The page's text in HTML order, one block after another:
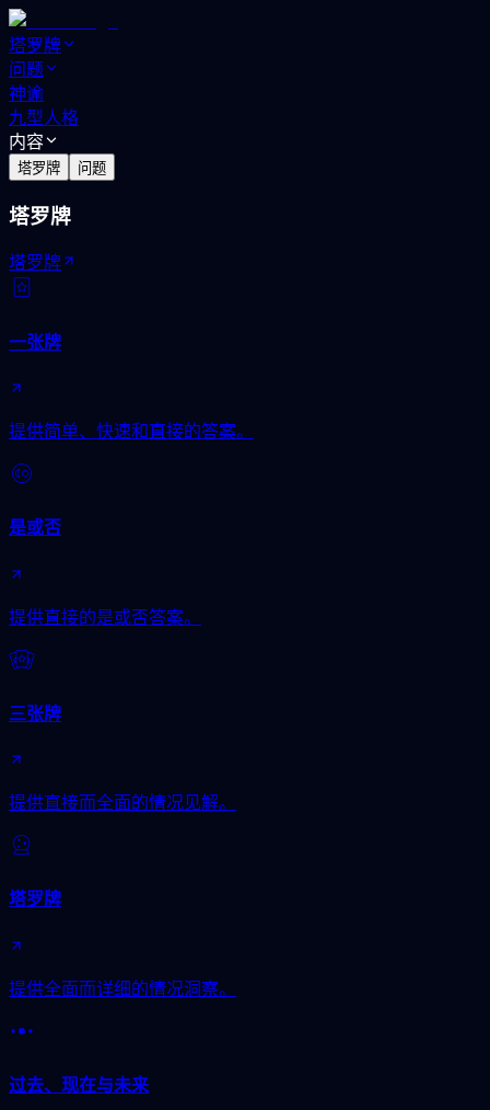
塔罗牌
问题
神谕
九型人格
内容
塔罗牌 问题
塔罗牌
塔罗牌
一张牌
提供简单、快速和直接的答案。
是或否
提供直接的是或否答案。
三张牌
提供直接而全面的情况见解。
塔罗牌
提供全面而详细的情况洞察。
过去、现在与未来